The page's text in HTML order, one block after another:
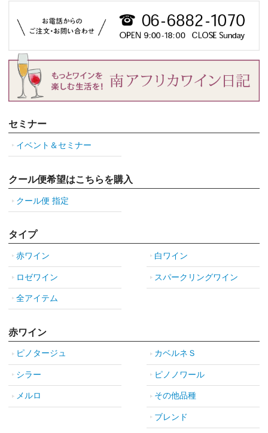
セミナー
イベント＆セミナー
クール便希望はこちらを購入
クール便 指定
タイプ
赤ワイン 白ワイン
ロゼワイン スパークリングワイン
全アイテム
赤ワイン
ピノタージュ カベルネＳ
シラー ピノノワール
メルロ その他品種
ブレンド